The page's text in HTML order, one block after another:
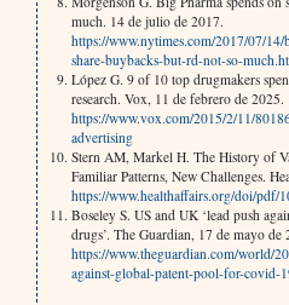
much. 14 de julio de 2017.
https://www.nytimes.com/2017/07/14/
share-buybacks-but-rd-not-so-
López G. 9 of 10 top drugmakers
research. Vox, 11 de febrero de 2025.
https://www.vox.com/2015/2/11/
advertising
Stern AM, Markel H. The History of
Familiar Patterns, New Challenges.
https://www.healthaffairs.org/doi/pdf/
Boseley S. US and UK ‘lead push
drugs’. The Guardian, 17 de mayo de
https://www.theguardian.com/world/
against-global-patent-pool-for-covid-